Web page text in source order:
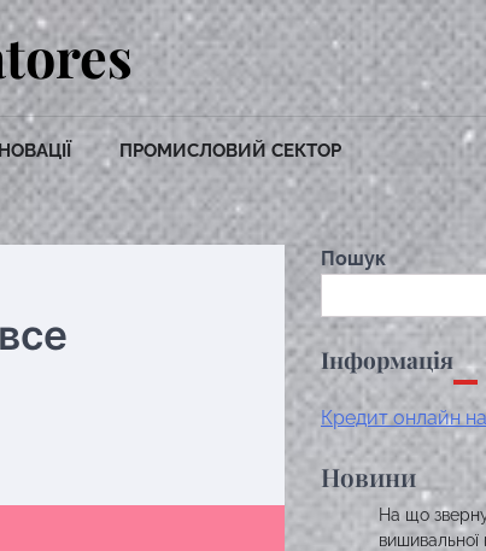
ПРОМИСЛОВИЙ СЕКТОР
Пошук
Інформація
Кредит онлайн
Новини
На що